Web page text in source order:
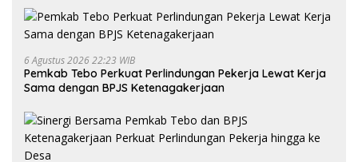
6 Agustus 2026 22:23 WIB
Pemkab Tebo Perkuat Perlindungan Pekerja Lewat Kerja
Sama dengan BPJS Ketenagakerjaan